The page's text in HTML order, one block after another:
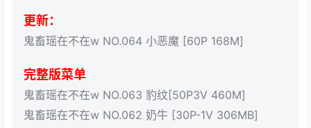
更新：
鬼畜瑶在不在w NO.064 小恶魔 [60P 168M]
完整版菜单
鬼畜瑶在不在w NO.063 豹纹[50P3V 460M]
鬼畜瑶在不在w NO.062 奶牛 [30P-1V 306MB]